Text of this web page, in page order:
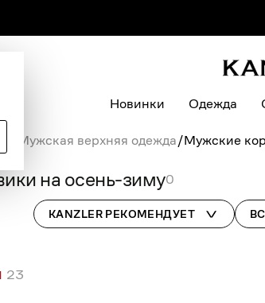
Новинки Одежда
Мужская верхняя одежда/Мужские
на осень-зиму0
23
KANZLER РЕКОМЕНДУЕТ